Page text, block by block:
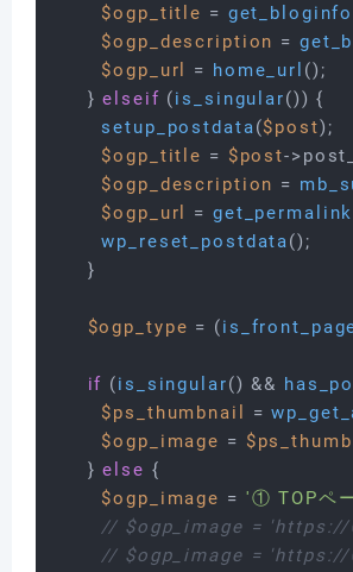
$ogp_title = get_bloginfo
$ogp_description =
$ogp_url
= home_url ();
    }
elseif (is_singular()) {
setup_postdata($post);
$ogp_title = $post-
$ogp_description =
$ogp_url
= get_permalink
wp_reset_postdata();
    }
$ogp_type = (
if (is_singular() &&
$ps_thumbnail
=
$ogp_image =
    }
else {
$ogp_image = '① TOPペ
// $ogp_image =
// $ogp_image = 'https://